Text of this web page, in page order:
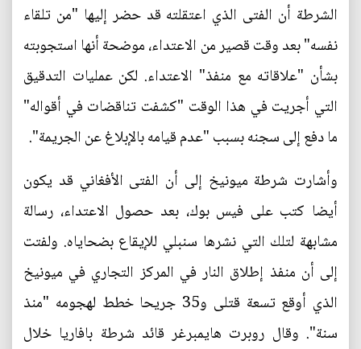
الشرطة أن الفتى الذي اعتقلته قد حضر إليها "من تلقاء
نفسه" بعد وقت قصير من الاعتداء، موضحة أنها استجوبته
بشأن "علاقاته مع منفذ" الاعتداء. لكن عمليات التدقيق
التي أجريت في هذا الوقت "كشفت تناقضات في أقواله"
ما دفع إلى سجنه بسبب "عدم قيامه بالإبلاغ عن الجريمة".
وأشارت شرطة ميونيخ إلى أن الفتى الأفغاني قد يكون
أيضا كتب على فيس بوك، بعد حصول الاعتداء، رسالة
مشابهة لتلك التي نشرها سنبلي للإيقاع بضحاياه. ولفتت
إلى أن منفذ إطلاق النار في المركز التجاري في ميونيخ
الذي أوقع تسعة قتلى و35 جريحا خطط لهجومه "منذ
سنة". وقال روبرت هايمبرغر قائد شرطة بافاريا خلال